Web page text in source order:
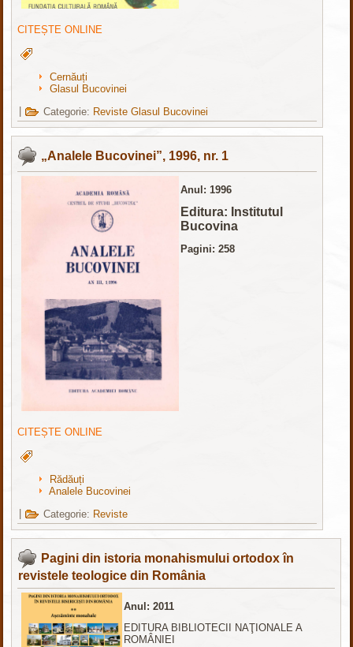
CITEȘTE ONLINE
Cernăuți
Glasul Bucovinei
Categorie: Reviste Glasul Bucovinei
„Analele Bucovinei”, 1996, nr. 1
Anul: 1996
Editura: Institutul
Bucovina
Pagini: 258
CITEȘTE ONLINE
Rădăuți
Analele Bucovinei
Categorie: Reviste
Pagini din istoria monahismului ortodox în
revistele teologice din România
Anul: 2011
EDITURA BIBLIOTECII NAŢIONALE A
ROMÂNIEI